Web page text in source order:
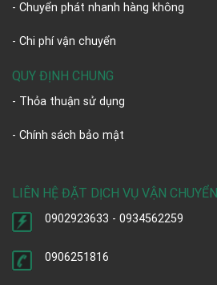
- Chuyển phát nhanh hàng không
- Chi phí vận chuyển
QUY ĐỊNH CHUNG
- Thỏa thuận sử dụng
- Chính sách bảo mật
LIÊN HỆ ĐẶT DỊCH VỤ VẬN CHUYỂN
0902923633 - 0934562259
0906251816